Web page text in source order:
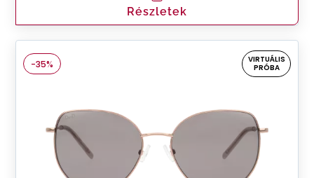
Részletek
-35%
VIRTUÁLIS
PRÓBA